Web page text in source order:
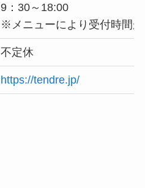
9：30～18:00
※メニューにより受付時間
不定休
https://tendre.jp/